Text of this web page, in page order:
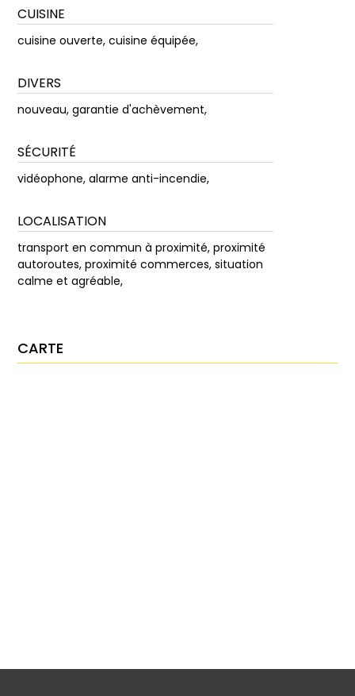
CUISINE
cuisine ouverte, cuisine équipée,
DIVERS
nouveau, garantie d'achèvement,
SÉCURITÉ
vidéophone, alarme anti-incendie,
LOCALISATION
transport en commun à proximité, proximité
autoroutes, proximité commerces, situation
calme et agréable,
CARTE